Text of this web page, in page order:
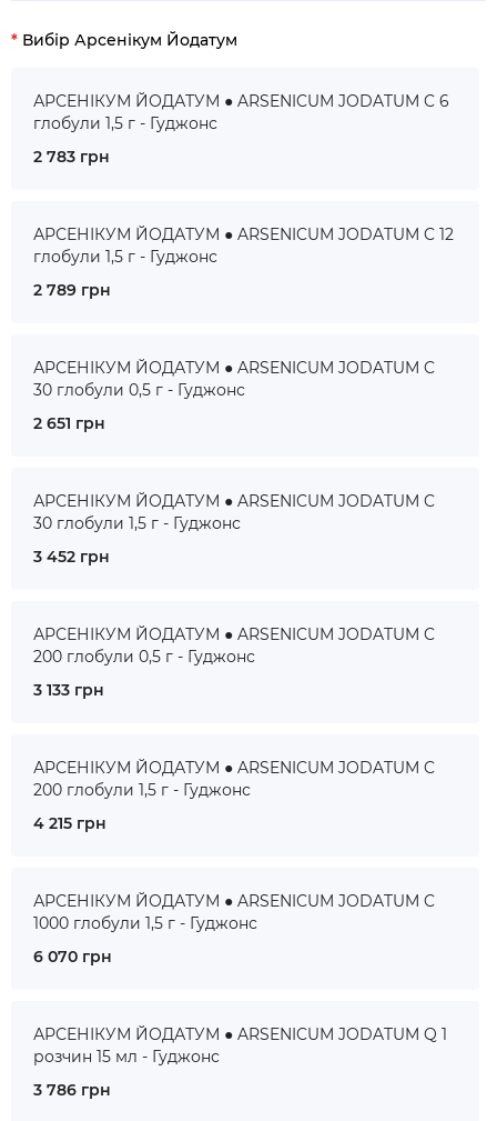
Вибір Арсенікум Йодатум
АРСЕНІКУМ ЙОДАТУМ ● ARSENICUM JODATUM C 6
глобули 1,5 г - Гуджонс
2 783 грн
АРСЕНІКУМ ЙОДАТУМ ● ARSENICUM JODATUM C 12
глобули 1,5 г - Гуджонс
2 789 грн
АРСЕНІКУМ ЙОДАТУМ ● ARSENICUM JODATUM C
30 глобули 0,5 г - Гуджонс
2 651 грн
АРСЕНІКУМ ЙОДАТУМ ● ARSENICUM JODATUM C
30 глобули 1,5 г - Гуджонс
3 452 грн
АРСЕНІКУМ ЙОДАТУМ ● ARSENICUM JODATUM C
200 глобули 0,5 г - Гуджонс
3 133 грн
АРСЕНІКУМ ЙОДАТУМ ● ARSENICUM JODATUM C
200 глобули 1,5 г - Гуджонс
4 215 грн
АРСЕНІКУМ ЙОДАТУМ ● ARSENICUM JODATUM C
1000 глобули 1,5 г - Гуджонс
6 070 грн
АРСЕНІКУМ ЙОДАТУМ ● ARSENICUM JODATUM Q 1
розчин 15 мл - Гуджонс
3 786 грн